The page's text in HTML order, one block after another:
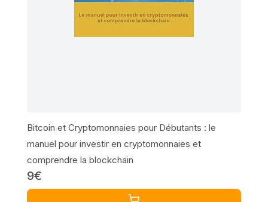
Bitcoin et Cryptomonnaies pour Débutants : le
manuel pour investir en cryptomonnaies et
comprendre la blockchain
9€